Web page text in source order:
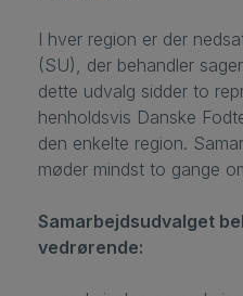
I hver region er der
(SU), der behandler
dette udvalg sidder to
henholdsvis Danske
den enkelte region.
møder mindst to gange
Samarbejdsudvalget
vedrørende: